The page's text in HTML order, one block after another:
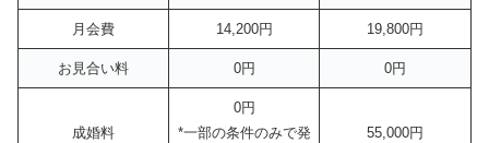
月会費 14,200円 19,800円
お見合い料 0円 0円
成婚料
0円
*一部の条件のみで発
55,000円